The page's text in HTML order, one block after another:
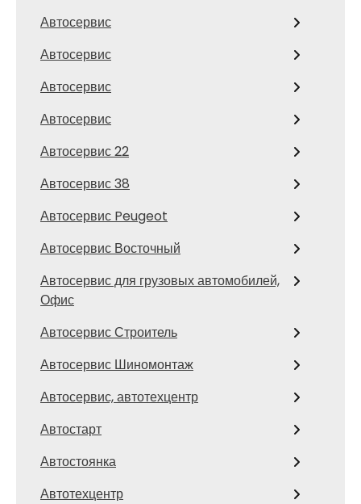
Автосервис
Автосервис
Автосервис
Автосервис
Автосервис 22
Автосервис 38
Автосервис Peugeot
Автосервис Восточный
Автосервис для грузовых автомобилей,
Офис
Автосервис Строитель
Автосервис Шиномонтаж
Автосервис, автотехцентр
Автостарт
Автостоянка
Автотехцентр